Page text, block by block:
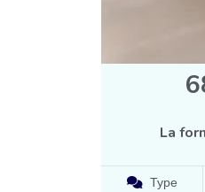
La
Type